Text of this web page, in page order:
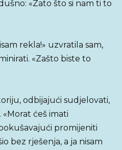
«Zato što si nam ti to
rekla!» uzvratila sam,
«Zašto biste to
odbijajući sudjelovati,
ćeš imati
promijeniti
bez rješenja, a ja nisam